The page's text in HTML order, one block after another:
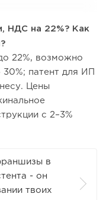
НДС на 22%? Как
22%, возможно
патент для ИП
Цены
с 2–3%
в
- он
твоих